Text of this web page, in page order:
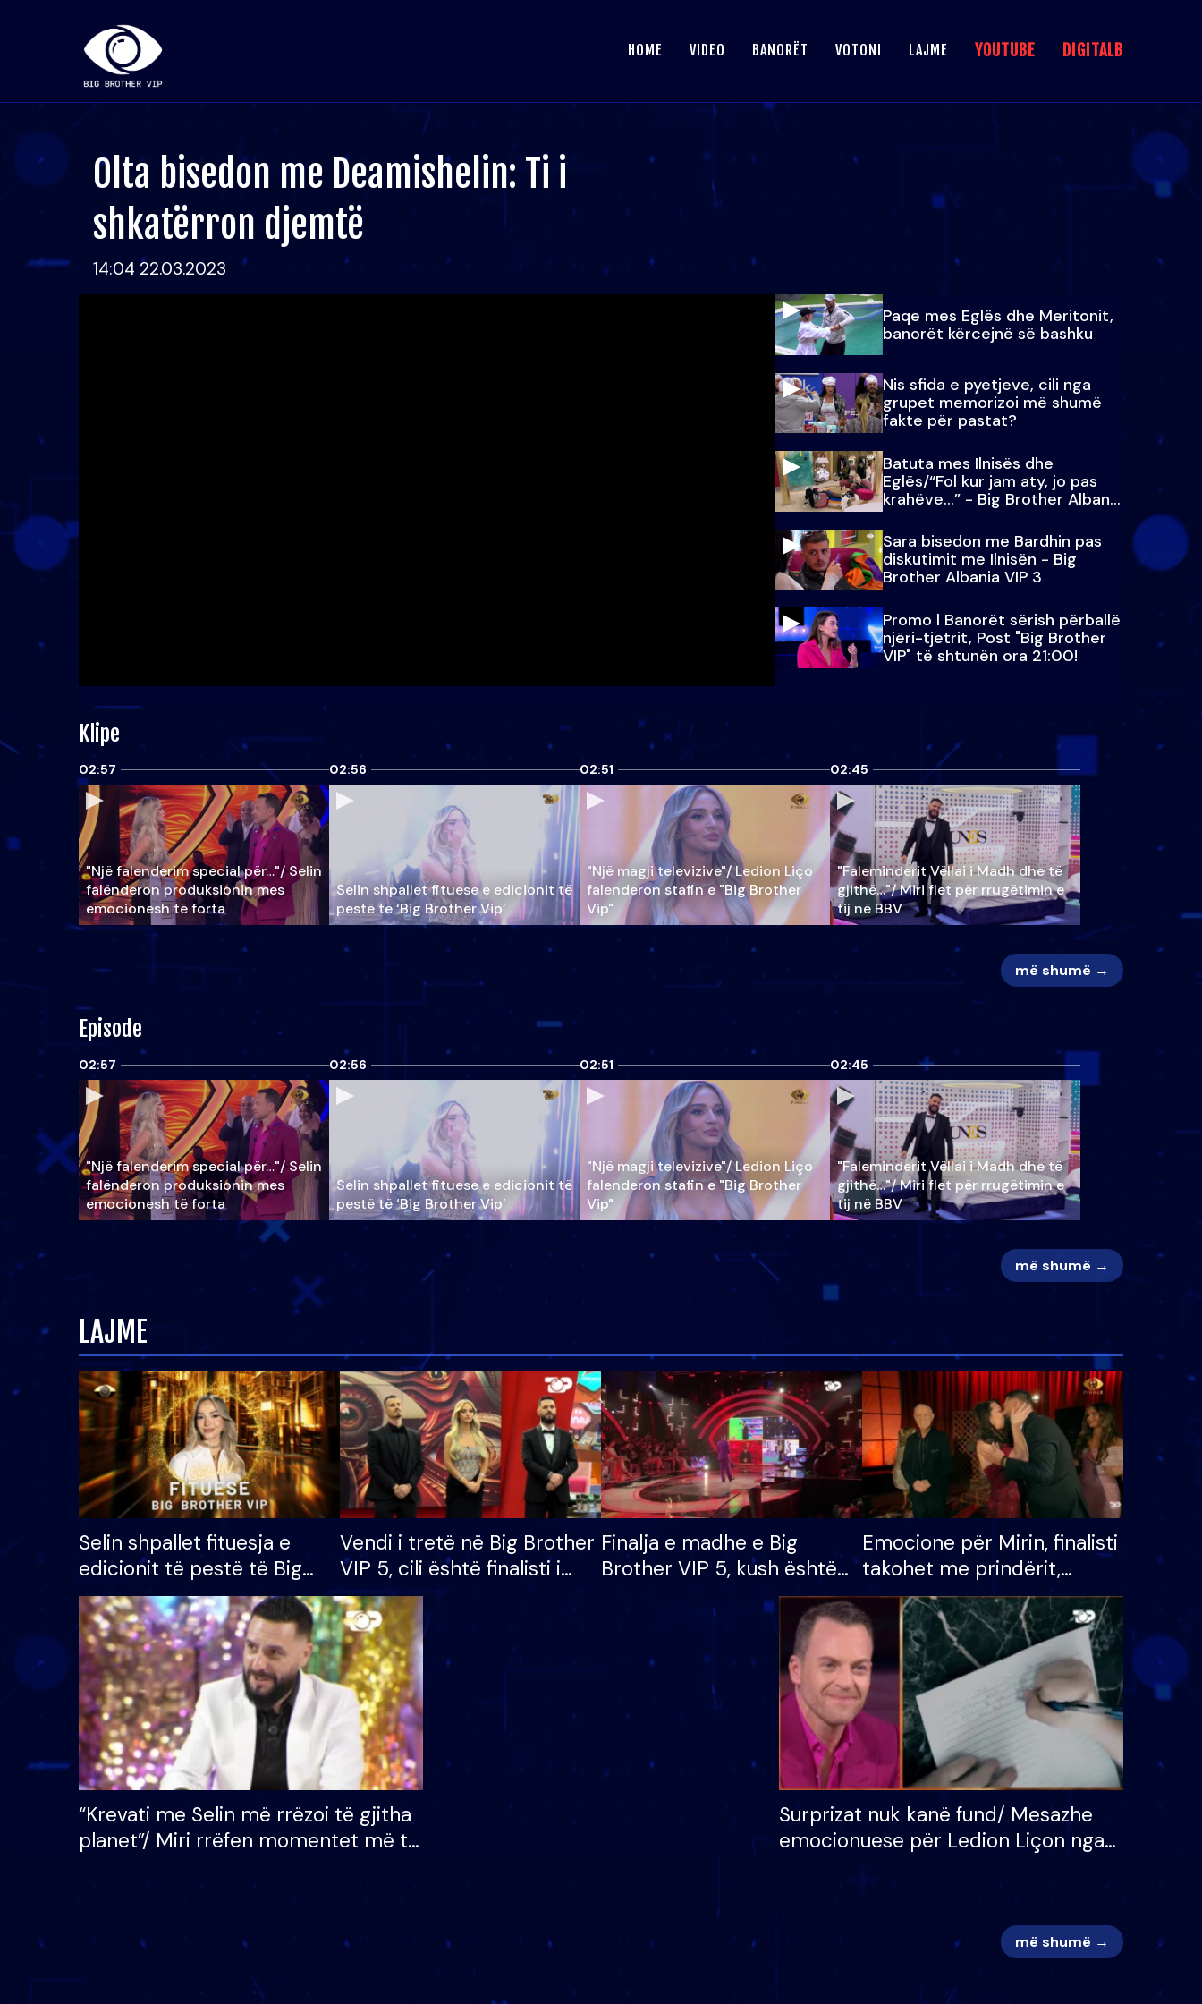
HOME VIDEO BANORËT VOTONI LAJME YOUTUBE DIGITALB
Olta bisedon me Deamishelin: Ti i
shkatërron djemtë
14:04 22.03.2023
Paqe mes Eglës dhe Meritonit,
banorët kërcejnë së bashku
Nis sfida e pyetjeve, cili nga
grupet memorizoi më shumë
fakte për pastat?
Batuta mes Ilnisës dhe
Eglës/“Fol kur jam aty, jo pas
krahëve…” - Big Brother Albania
VIP 3
Sara bisedon me Bardhin pas
diskutimit me Ilnisën - Big
Brother Albania VIP 3
Promo l Banorët sërish përballë
njëri-tjetrit, Post "Big Brother
VIP" të shtunën ora 21:00!
Klipe
02:57
"Një falenderim special për…"/ Selin
falënderon produksionin mes
emocionesh të forta
02:56
Selin shpallet fituese e edicionit të
pestë të ‘Big Brother Vip’
02:51
"Një magji televizive"/ Ledion Liço
falenderon stafin e "Big Brother
Vip"
02:45
"Faleminderit Vëllai i Madh dhe të
gjithë…"/ Miri flet për rrugëtimin e
tij në BBV
më shumë →
Episode
02:57
"Një falenderim special për…"/ Selin
falënderon produksionin mes
emocionesh të forta
02:56
Selin shpallet fituese e edicionit të
pestë të ‘Big Brother Vip’
02:51
"Një magji televizive"/ Ledion Liço
falenderon stafin e "Big Brother
Vip"
02:45
"Faleminderit Vëllai i Madh dhe të
gjithë…"/ Miri flet për rrugëtimin e
tij në BBV
më shumë →
LAJME
Selin shpallet fituesja e
edicionit të pestë të Big
Brother VIP, rrëmben
çmimin e madh prej 100
mijë eurosh
Vendi i tretë në Big Brother
VIP 5, cili është finalisti i
radhës që lë shtëpinë
Finalja e madhe e Big
Brother VIP 5, kush është
banori i parë që lë shtëpinë
dhe humb mundësinë për
të fituar çmimin e madh
Emocione për Mirin, finalisti
takohet me prindërit,
vajzën dhe bashkëshorten:
S’kemi ndonjë letër divorci
apo jo?
“Krevati me Selin më rrëzoi të gjitha
planet”/ Miri rrëfen momentet më të
mungojë zilja e mëngjesit kur…
Surprizat nuk kanë fund/ Mesazhe
emocionuese për Ledion Liçon nga
më shumë →